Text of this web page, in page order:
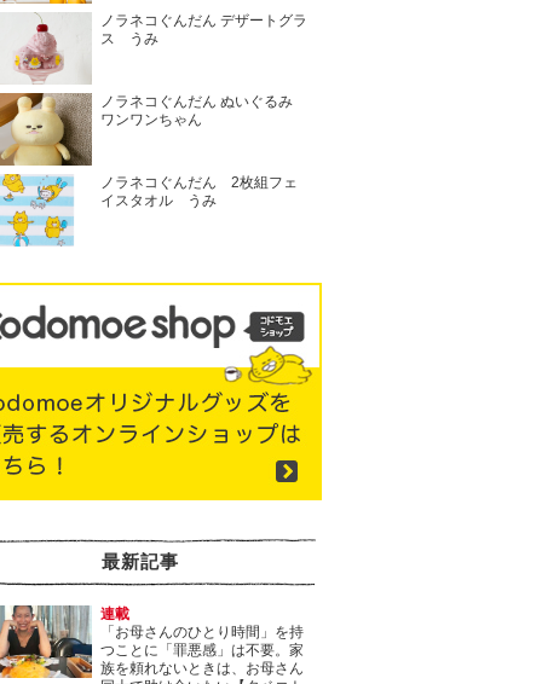
ノラネコぐんだん デザートグラ
ス うみ
ノラネコぐんだん ぬいぐるみ
ワンワンちゃん
ノラネコぐんだん 2枚組フェ
イスタオル うみ
最新記事
連載
「お母さんのひとり時間」を持
つことに「罪悪感」は不要。家
族を頼れないときは、お母さん